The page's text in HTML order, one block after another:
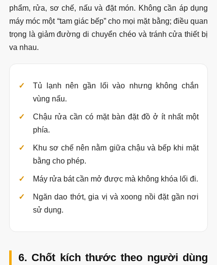
phẩm, rửa, sơ chế, nấu và đặt món. Không cần áp dụng
máy móc một “tam giác bếp” cho mọi mặt bằng; điều quan
trọng là giảm đường di chuyển chéo và tránh cửa thiết bị
va nhau.
Tủ lạnh nên gần lối vào nhưng không chắn
vùng nấu.
Chậu rửa cần có mặt bàn đặt đồ ở ít nhất một
phía.
Khu sơ chế nên nằm giữa chậu và bếp khi mặt
bằng cho phép.
Máy rửa bát cần mở được mà không khóa lối đi.
Ngăn dao thớt, gia vị và xoong nồi đặt gần nơi
sử dụng.
6. Chốt kích thước theo người dùng